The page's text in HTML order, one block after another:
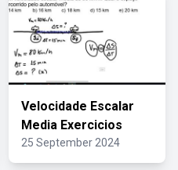
Velocidade Escalar
Media Exercicios
25 September 2024